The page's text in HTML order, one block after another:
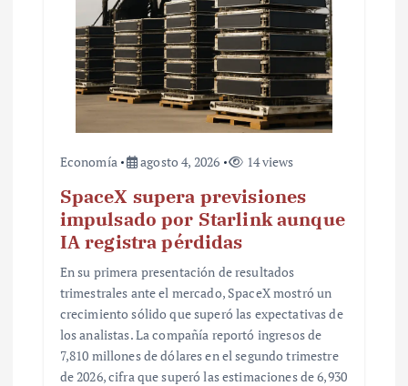
Economía agosto 4, 2026 14 views
SpaceX supera previsiones
impulsado por Starlink aunque
IA registra pérdidas
En su primera presentación de resultados
trimestrales ante el mercado, SpaceX mostró un
crecimiento sólido que superó las expectativas de
los analistas. La compañía reportó ingresos de
7,810 millones de dólares en el segundo trimestre
de 2026, cifra que superó las estimaciones de 6,930